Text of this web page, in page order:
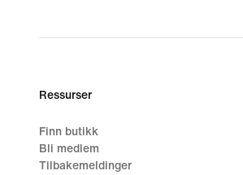
Ressurser
Finn butikk
Bli medlem
Tilbakemeldinger